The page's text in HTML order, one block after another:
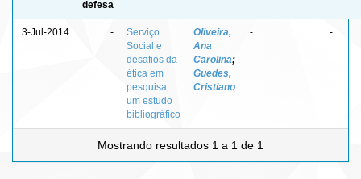
defesa
3-Jul-2014 -
Serviço
Social e
desafios da
ética em
pesquisa :
um estudo
bibliográfico
Oliveira,
Ana
Carolina;
Guedes,
Cristiano
- -
Mostrando resultados 1 a 1 de 1